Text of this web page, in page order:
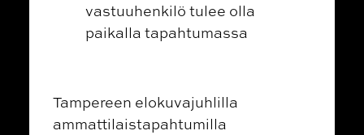
vastuuhenkilö tulee olla
paikalla tapahtumassa
Tampereen elokuvajuhlilla
ammattilaistapahtumilla